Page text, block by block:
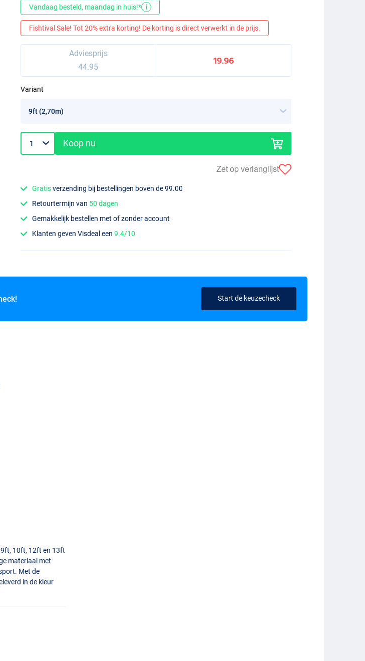
Vandaag besteld, maandag in huis!* i
Fishtival Sale! Tot 20% extra korting! De korting is direct verwerkt in de prijs.
Adviesprijs
44.95
19.96
Variant
Koop nu
Zet op verlanglijst
Gratisverzending bij bestellingen boven de 99.00
Retourtermijn van 50 dagen
Gemakkelijk bestellen met of zonder account
Klanten geven Visdeal een9.4/10
Start de keuzecheck
9ft, 10ft, 12ft en 13ft
materiaal met
Met de
in de kleur